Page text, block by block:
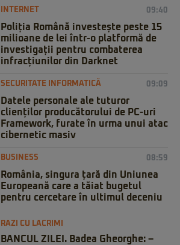
INTERNET 09:40
Poliția Română investește peste 15
milioane de lei într-o platformă de
investigații pentru combaterea
infracțiunilor din Darknet
SECURITATE INFORMATICĂ 09:09
Datele personale ale tuturor
clienților producătorului de PC-uri
Framework, furate în urma unui atac
cibernetic masiv
BUSINESS 08:59
România, singura țară din Uniunea
Europeană care a tăiat bugetul
pentru cercetare în ultimul deceniu
RAZI CU LACRIMI
BANCUL ZILEI. Badea Gheorghe: –